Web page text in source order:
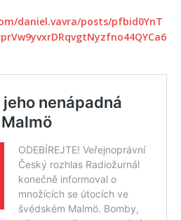
daniel.vavra/posts/pfbid0YnT